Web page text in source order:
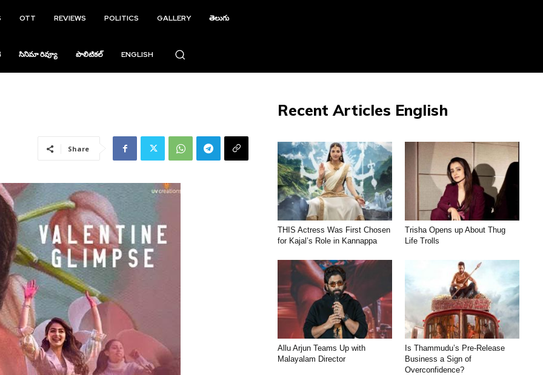
OTT REVIEWS POLITICS GALLERY తెలుగు
సినిమా రివ్యూ పొలిటికల్ ENGLISH
Share
Recent Articles English
THIS Actress Was First Chosen
for Kajal’s Role in Kannappa
Trisha Opens up About Thug
Life Trolls
Allu Arjun Teams Up with
Malayalam Director
Is Thammudu’s Pre-Release
Business a Sign of
Overconfidence?